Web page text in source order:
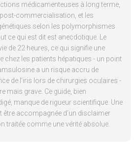
médicamenteuses à long terme,
commercialisation, et les
selon les polymorphismes
ce qui est dit est anecdotique. Le
de 22 heures, ce qui signifie une
chez les patients hépatiques - un point
a un risque accru de
de l’iris lors de chirurgies oculaires -
mais grave. Ce guide, bien
manque de rigueur scientifique. Une
être accompagnée d’un disclaimer
traitée comme une vérité absolue.